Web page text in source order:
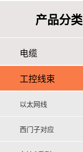
产品分类
电缆
工控线束
以太网线
西门子对应